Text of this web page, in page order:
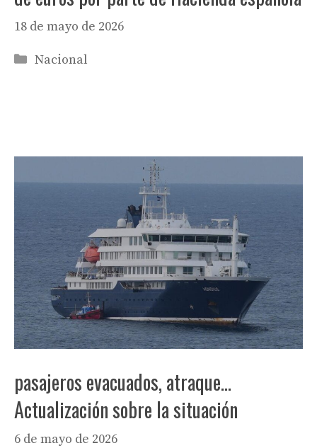
18 de mayo de 2026
Categorías
Nacional
pasajeros evacuados, atraque…
Actualización sobre la situación
6 de mayo de 2026